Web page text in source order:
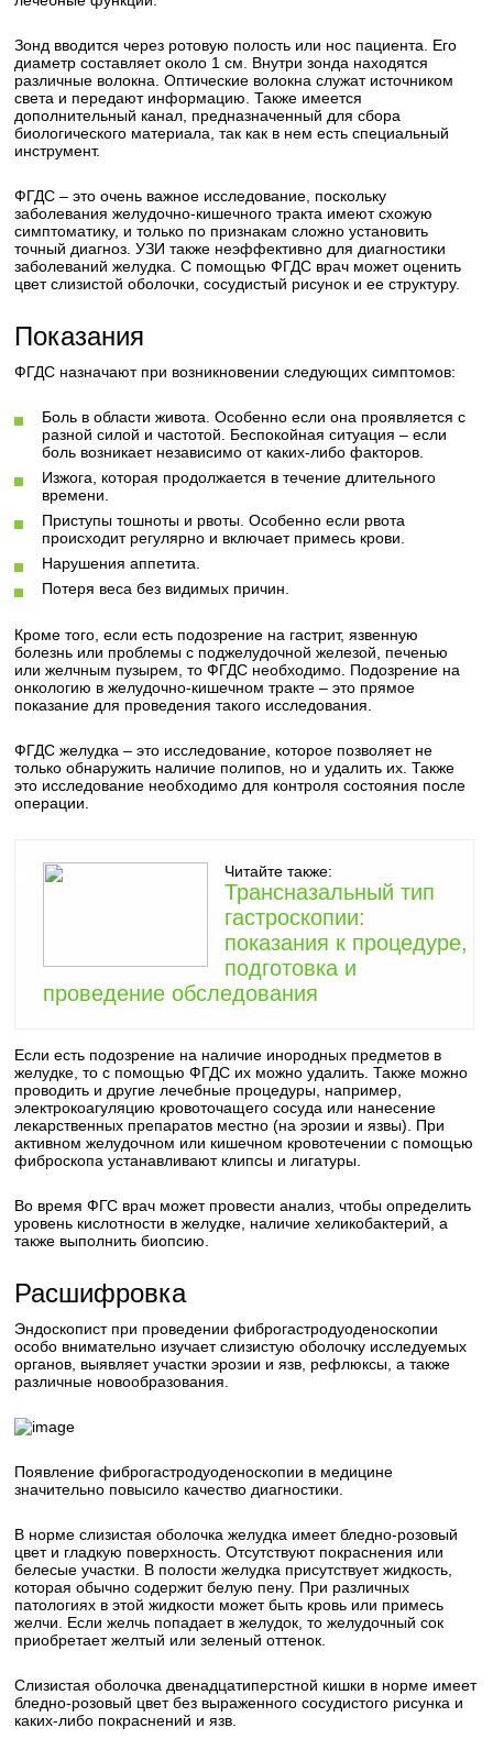
Зонд вводится через ротовую полость или нос пациента. Его
диаметр составляет около 1 см. Внутри зонда находятся
различные волокна. Оптические волокна служат источником
света и передают информацию. Также имеется
дополнительный канал, предназначенный для сбора
биологического материала, так как в нем есть специальный
инструмент.
ФГДС – это очень важное исследование, поскольку
заболевания желудочно-кишечного тракта имеют схожую
симптоматику, и только по признакам сложно установить
точный диагноз. УЗИ также неэффективно для диагностики
заболеваний желудка. С помощью ФГДС врач может оценить
цвет слизистой оболочки, сосудистый рисунок и ее структуру.
Показания
ФГДС назначают при возникновении следующих симптомов:
Боль в области живота. Особенно если она проявляется с
разной силой и частотой. Беспокойная ситуация – если
боль возникает независимо от каких-либо факторов.
Изжога, которая продолжается в течение длительного
времени.
Приступы тошноты и рвоты. Особенно если рвота
происходит регулярно и включает примесь крови.
Нарушения аппетита.
Потеря веса без видимых причин.
Кроме того, если есть подозрение на гастрит, язвенную
болезнь или проблемы с поджелудочной железой, печенью
или желчным пузырем, то ФГДС необходимо. Подозрение на
онкологию в желудочно-кишечном тракте – это прямое
показание для проведения такого исследования.
ФГДС желудка – это исследование, которое позволяет не
только обнаружить наличие полипов, но и удалить их. Также
это исследование необходимо для контроля состояния после
операции.
Читайте также:
Трансназальный тип
гастроскопии:
показания к процедуре,
подготовка и
проведение обследования
Если есть подозрение на наличие инородных предметов в
желудке, то с помощью ФГДС их можно удалить. Также можно
проводить и другие лечебные процедуры, например,
электрокоагуляцию кровоточащего сосуда или нанесение
лекарственных препаратов местно (на эрозии и язвы). При
активном желудочном или кишечном кровотечении с помощью
фиброскопа устанавливают клипсы и лигатуры.
Во время ФГС врач может провести анализ, чтобы определить
уровень кислотности в желудке, наличие хеликобактерий, а
также выполнить биопсию.
Расшифровка
Эндоскопист при проведении фиброгастродуоденоскопии
особо внимательно изучает слизистую оболочку исследуемых
органов, выявляет участки эрозии и язв, рефлюксы, а также
различные новообразования.
Появление фиброгастродуоденоскопии в медицине
значительно повысило качество диагностики.
В норме слизистая оболочка желудка имеет бледно-розовый
цвет и гладкую поверхность. Отсутствуют покраснения или
белесые участки. В полости желудка присутствует жидкость,
которая обычно содержит белую пену. При различных
патологиях в этой жидкости может быть кровь или примесь
желчи. Если желчь попадает в желудок, то желудочный сок
приобретает желтый или зеленый оттенок.
Слизистая оболочка двенадцатиперстной кишки в норме имеет
бледно-розовый цвет без выраженного сосудистого рисунка и
каких-либо покраснений и язв.